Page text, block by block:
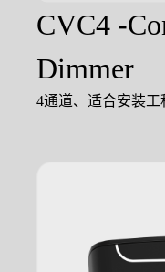
CVC4 -
Dimmer
4通道、适合安装工